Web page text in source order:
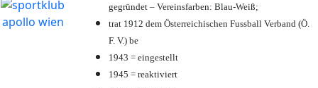
gegründet – Vereinsfarben: Blau-Weiß;
trat 1912 dem Österreichischen Fussball Verband (Ö.
F. V.) be
1943 = eingestellt
1945 = reaktiviert